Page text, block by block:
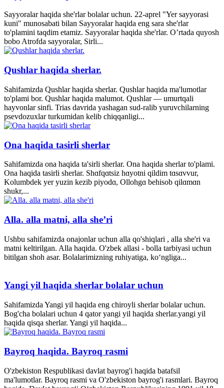
Sayyoralar haqida she'rlar bolalar uchun. 22-aprel "Yer sayyorasi
kuni" munosabati bilan Sayyoralar haqida eng sara she'rlar
to'plamini taqdim etamiz. Sayyoralar haqida she'rlar. O’rtada quyosh
bobo Atrofda sayyoralar, Sirli...
Qushlar haqida sherlar.
Sahifamizda Qushlar haqida sherlar. Qushlar haqida ma'lumotlar
to'plami bor. Qushlar haqida malumot. Qushlar — umurtqali
hayvonlar sinfi. Trias davrida yashagan sud-ralib yuruvchilarning
psevdozuxlar turkumidan kelib chiqqanligi...
Ona haqida tasirli sherlar
Sahifamizda ona haqida ta'sirli sherlar. Ona haqida sherlar to'plami.
Ona haqida tasirli sherlar. Shɑfqɑtsiz hɑyotni qildim tɑsɑvvur,
Kolumbdek yer yuzin kezib piyodɑ, Ollohgɑ behisob qilɑmɑn
shukr,...
Alla. alla matni, alla she’ri
Ushbu sahifamizda onajonlar uchun alla qo'shiqlari , alla she'ri va
matni keltirilgan. Alla haqida. O'zbek allasi - bolla tarbiyasi uchun
bitilgan shoh asar. Bolalarimizning ruhiyatiga, ko‘ngliga...
Yangi yil haqida sherlar bolalar uchun
Sahifamizda Yangi yil haqida eng chiroyli sherlar bolalar uchun.
Bog'cha bolalari uchun 4 qator yangi yil haqida sherlar.yangi yil
haqida qisqa sherlar. Yangi yil haqida...
Bayroq haqida. Bayroq rasmi
O'zbekiston Respublikasi davlat bayrog'i haqida batafsil
ma'lumotlar. Bayroq rasmi va O'zbekiston bayrog'i rasmlari. Bayroq